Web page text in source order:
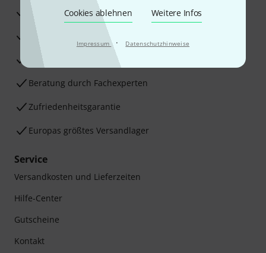
Cookies ablehnen Weitere Infos
Impressum · Datenschutzhinweise
3 Jahre Thomann Garantie
30 Tage Money-Back-Garantie
Beratung durch Fachexperten
Zufriedenheitsgarantie
Europas größtes Versandlager
Service
Versandkosten und Lieferzeiten
Hilfe-Center
Gutscheine
Kontakt